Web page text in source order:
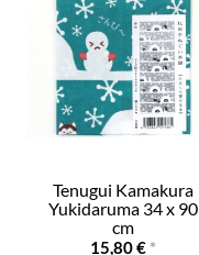
Tenugui Kamakura
Yukidaruma 34 x 90
cm
15,80 € *